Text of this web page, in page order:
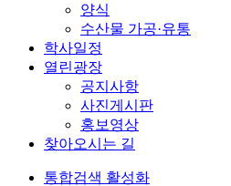
양식
수산물 가공·유통
학사일정
열린광장
공지사항
사진게시판
홍보영상
찾아오시는 길
통합검색 활성화